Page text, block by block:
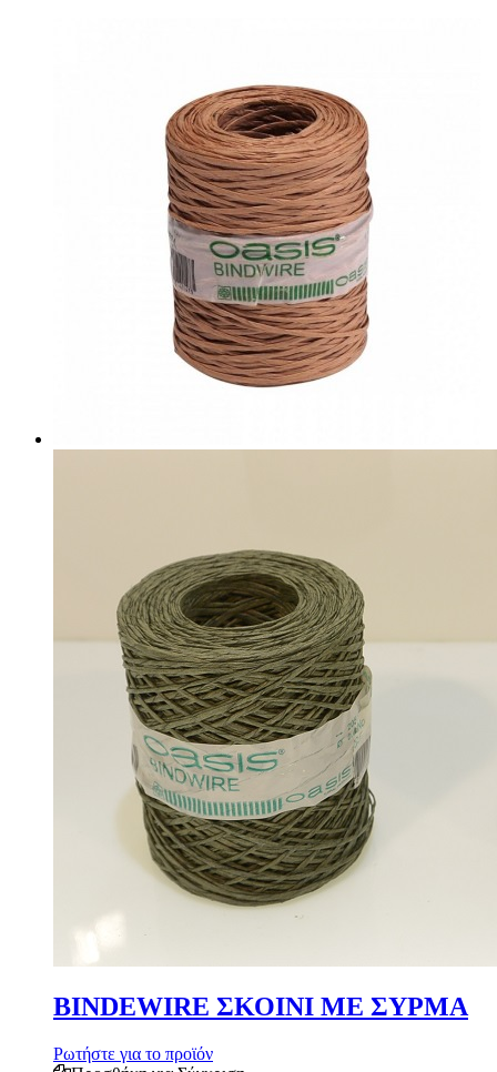
BINDEWIRE ΣΚΟΙΝΙ ΜΕ ΣΥΡΜΑ
Ρωτήστε για το προϊόν